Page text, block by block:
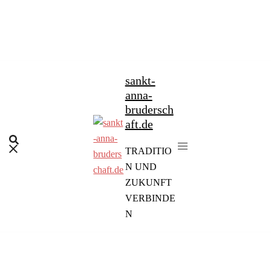
sankt-
anna-
brudersch
aft.de
TRADITIO
N UND
ZUKUNFT
VERBINDE
N